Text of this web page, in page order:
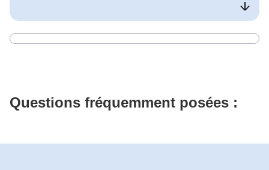
Questions fréquemment posées :